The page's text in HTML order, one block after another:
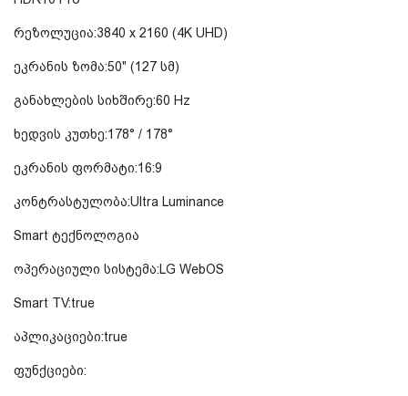
რეზოლუცია:3840 x 2160 (4K UHD)
ეკრანის ზომა:50" (127 სმ)
განახლების სიხშირე:60 Hz
ხედვის კუთხე:178° / 178°
ეკრანის ფორმატი:16:9
კონტრასტულობა:Ultra Luminance
Smart ტექნოლოგია
ოპერაციული სისტემა:LG WebOS
Smart TV:true
აპლიკაციები:true
ფუნქციები: